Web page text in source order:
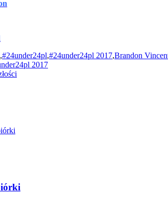
,#24under24pl,#24under24pl 2017,Brandon
2017